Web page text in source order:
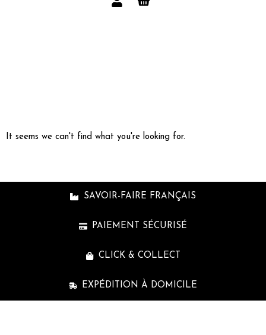
It seems we can't find what you're looking for.
SAVOIR-FAIRE FRANÇAIS
PAIEMENT SÉCURISÉ
CLICK & COLLECT
EXPÉDITION À DOMICILE